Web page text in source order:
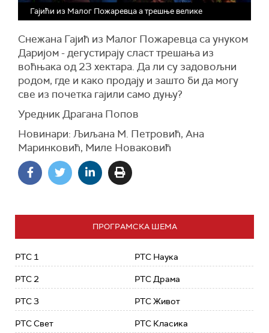
Гајићи из Малог Пожаревца а трешње велике
Снежана Гајић из Малог Пожаревца са унуком
Даријом - дегустирају сласт трешања из
воћњака од 23 хектара. Да ли су задовољни
родом, где и како продају и зашто би да могу
све из почетка гајили само дуњу?
Уредник Драгана Попов
Новинари: Љиљана М. Петровић, Ана
Маринковић, Миле Новаковић
ПРОГРАМСКА ШЕМА
РТС 1
РТС 2
РТС 3
РТС Свет
РТС Наука
РТС Драма
РТС Живот
РТС Класика